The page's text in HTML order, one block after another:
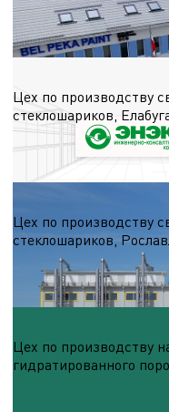
S = 12 000 м.кв.
Цех по производству
стеклошариков,
S = 4 000 м.кв.
Цех по производству
стеклошариков,
S = 3 900 м.кв.
Цех по производству
гидратированного